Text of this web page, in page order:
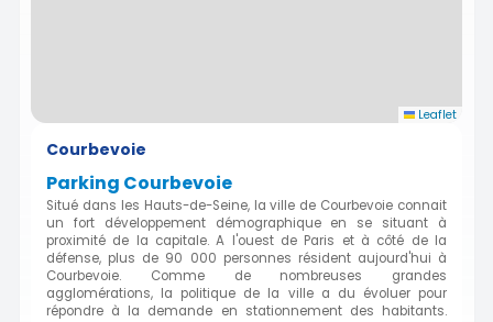
Leaflet
Courbevoie
Parking Courbevoie
Situé dans les Hauts-de-Seine, la ville de Courbevoie connait
un fort développement démographique en se situant à
proximité de la capitale. A l'ouest de Paris et à côté de la
défense, plus de 90 000 personnes résident aujourd'hui à
Courbevoie. Comme de nombreuses grandes
agglomérations, la politique de la ville a du évoluer pour
répondre à la demande en stationnement des habitants.